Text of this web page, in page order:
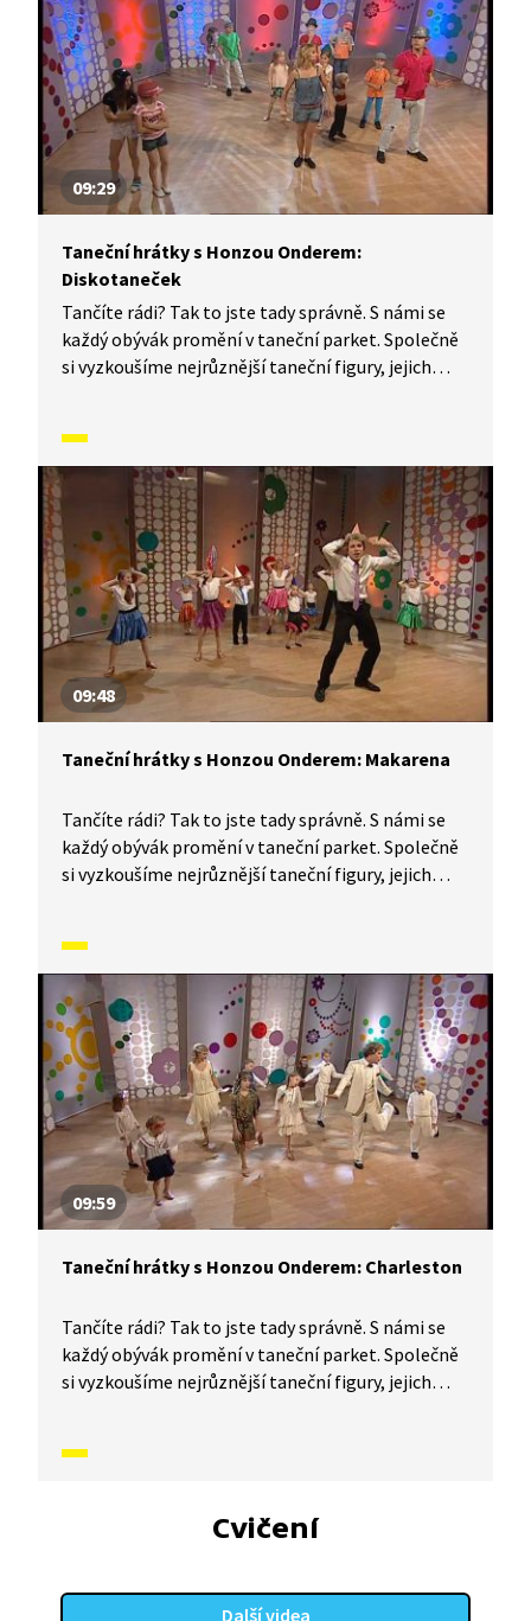
09:29
Taneční hrátky s Honzou Onderem:
Diskotaneček
Tančíte rádi? Tak to jste tady správně. S námi se
každý obývák promění v taneční parket. Společně
si vyzkoušíme nejrůznější taneční figury, jejich
vás inspirovali a udělali z vás krále či královnu
každého tanečního parketu. Dneska si ukážeme,
jak to vypadá, když se tančí diskotaneček.
09:48
Taneční hrátky s Honzou Onderem: Makarena
Tančíte rádi? Tak to jste tady správně. S námi se
každý obývák promění v taneční parket. Společně
si vyzkoušíme nejrůznější taneční figury, jejich
vás inspirovali a udělali z vás krále či královnu
každého tanečního parketu. Dneska si ukážeme,
jak to vypadá, když se tančí makarena.
09:59
Taneční hrátky s Honzou Onderem: Charleston
Tančíte rádi? Tak to jste tady správně. S námi se
každý obývák promění v taneční parket. Společně
si vyzkoušíme nejrůznější taneční figury, jejich
vás inspirovali a udělali z vás krále či královnu
jak to vypadá, když se tančí charleston.
Cvičení
Další videa